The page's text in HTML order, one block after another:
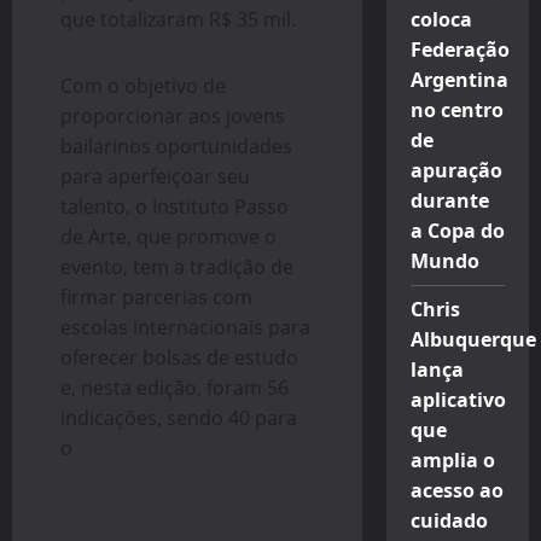
que totalizaram R$ 35 mil.
Com o objetivo de
proporcionar aos jovens
bailarinos oportunidades
para aperfeiçoar seu
talento, o Instituto Passo
de Arte, que promove o
evento, tem a tradição de
firmar parcerias com
escolas internacionais para
oferecer bolsas de estudo
e, nesta edição, foram 56
indicações, sendo 40 para
o
coloca
Federação
Argentina
no centro
de
apuração
durante
a Copa do
Mundo
Chris
Albuquerque
lança
aplicativo
que
amplia o
acesso ao
cuidado